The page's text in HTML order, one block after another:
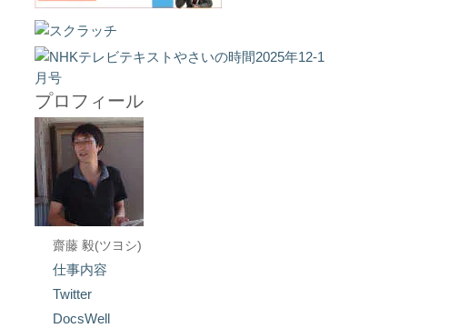
プロフィール
齋藤 毅(ツヨシ)
仕事内容
Twitter
DocsWell